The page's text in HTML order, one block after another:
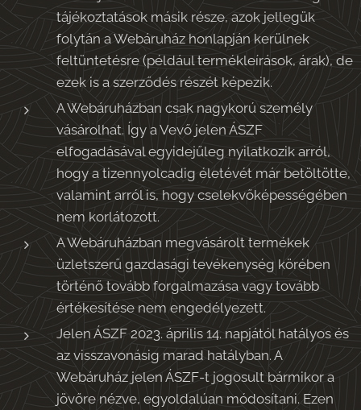
tájékoztatások másik része, azok jellegük
folytán a Webáruház honlapján kerülnek
feltüntetésre (például termékleírások, árak), de
ezek is a szerződés részét képezik.
A Webáruházban csak nagykorú személy
vásárolhat. Így a Vevő jelen ÁSZF
elfogadásával egyidejűleg nyilatkozik arról,
hogy a tizennyolcadig életévét már betöltötte,
valamint arról is, hogy cselekvőképességében
nem korlátozott.
A Webáruházban megvásárolt termékek
üzletszerű gazdasági tevékenység körében
történő tovább forgalmazása vagy tovább
értékesítése nem engedélyezett.
Jelen ÁSZF 2023. április 14. napjától hatályos és
az visszavonásig marad hatályban. A
Webáruház jelen ÁSZF-t jogosult bármikor a
jövőre nézve, egyoldalúan módosítani. Ezen